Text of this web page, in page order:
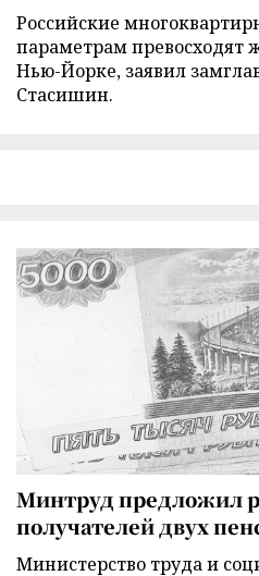
Российские
параметрам превосходят
Нью-Йорке, заявил
Стасишин.
Минтруд предложил
получателей двух
Министерство труда и